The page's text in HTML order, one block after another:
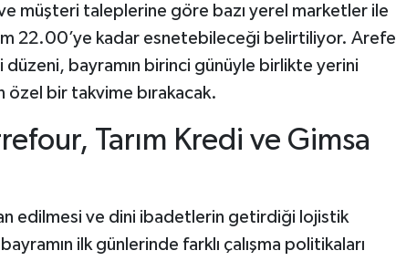
müşteri taleplerine göre bazı yerel marketler ile
22.00’ye kadar esnetebileceği belirtiliyor. Arefe
bayramın birinci günüyle birlikte yerini
özel bir takvime bırakacak.
Tarım Kredi ve Gimsa
edilmesi ve dini ibadetlerin getirdiği lojistik
ilk günlerinde farklı çalışma politikaları